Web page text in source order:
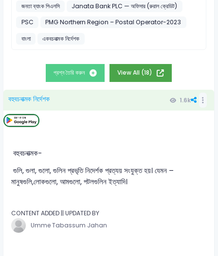
জনতা ব্যাংক পিএলসি
Janata Bank PLC — অফিসার (রুরাল ক্রেডিট)
PSC
PMG Northern Region – Postal Operator-2023
বাংলা
একবচনাত্মক নির্দেশক
প্রশ্ন তৈরি করুন View All (18)
বহুবচনাত্মক নির্দেশক 1.6k
বহুবচনাত্মক-
গুলি, গুলা, গুলো, গুলিন প্রভৃতি নিদের্শক প্রত্যয় সংযুক্ত হয়। যেমন –
মানুষগুলি,লোকগুলো, আমগুলো, পটলগুলিন ইত্যাদি।
CONTENT ADDED || UPDATED BY
Umme Tabassum Jahan